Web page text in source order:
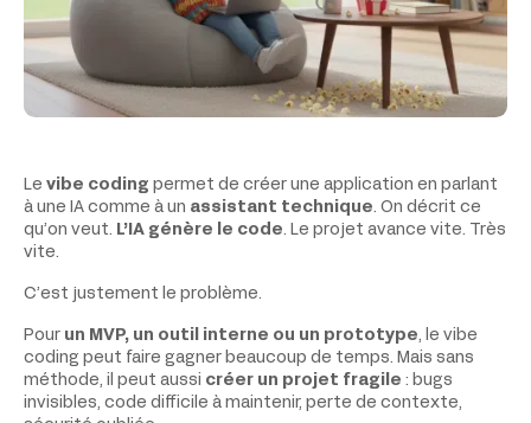
Le vibe coding permet de créer une application en parlant
à une IA comme à un assistant technique. On décrit ce
qu’on veut. L’IA génère le code. Le projet avance vite. Très
vite.
C’est justement le problème.
Pour un MVP, un outil interne ou un prototype, le vibe
coding peut faire gagner beaucoup de temps. Mais sans
méthode, il peut aussi créer un projet fragile : bugs
invisibles, code difficile à maintenir, perte de contexte,